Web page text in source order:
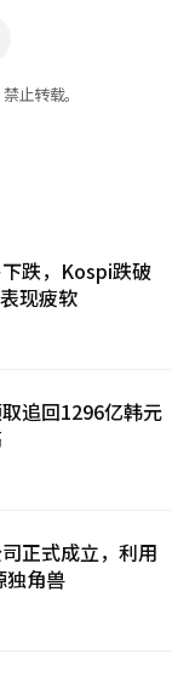
止转载。
跌，Kospi跌破
现疲软
追回1296亿韩元
正式成立，利用
独角兽